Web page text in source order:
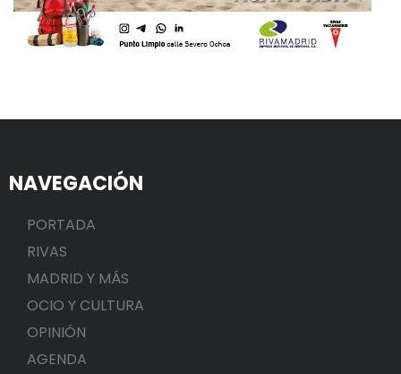
NAVEGACIÓN
PORTADA
RIVAS
MADRID Y MÁS
OCIO Y CULTURA
OPINIÓN
AGENDA